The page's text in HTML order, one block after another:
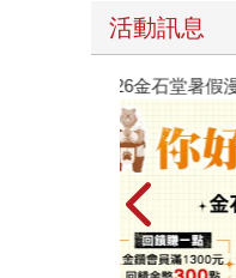
活動訊息
原本只是跟
的存在（１）